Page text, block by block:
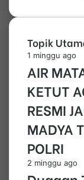
Topik
1 minggu ago
AIR
KETUT
RESMI
MADYA
POLRI
2 minggu ago